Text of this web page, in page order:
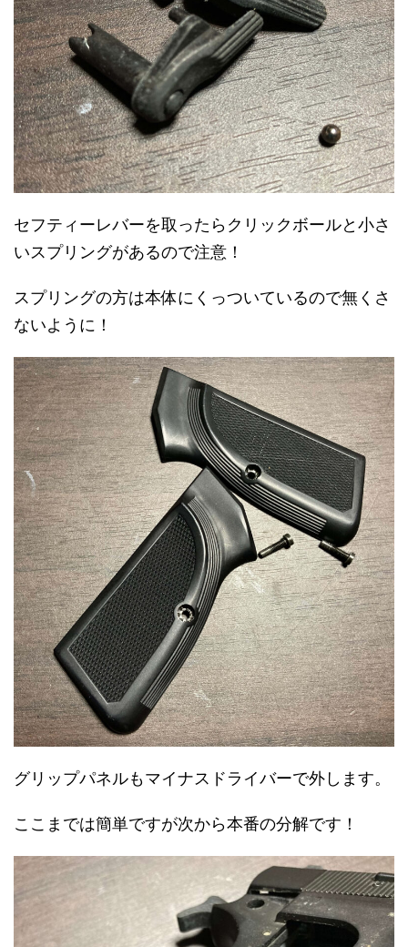
セフティーレバーを取ったらクリックボールと小さ
いスプリングがあるので注意！
スプリングの方は本体にくっついているので無くさ
ないように！
グリップパネルもマイナスドライバーで外します。
ここまでは簡単ですが次から本番の分解です！